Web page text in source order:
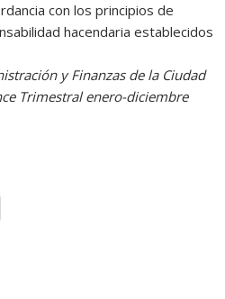
con los principios de
hacendaria establecidos
y Finanzas de la Ciudad
Trimestral enero-diciembre